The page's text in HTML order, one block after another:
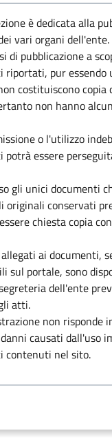
è dedicata alla
vari organi dell'ente.
di pubblicazione a
riportati, pur essendo
costituiscono copia
non hanno
o l'utilizzo
potrà essere
gli unici documenti
originali conservati
chiesta copia
ai documenti,
sul portale, sono
dell'ente
atti.
non risponde
causati dall'uso
contenuti nel sito.